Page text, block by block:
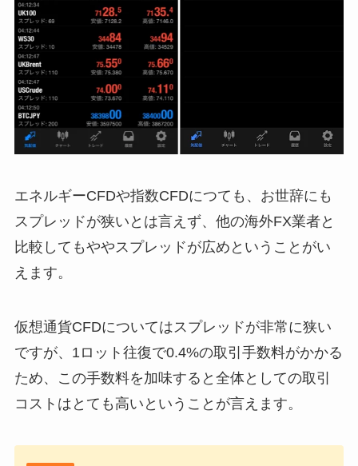
エネルギーCFDや指数CFDにつても、お世辞にも
スプレッドが狭いとは言えず、他の海外FX業者と
比較してもややスプレッドが広めということがい
えます。
仮想通貨CFDについてはスプレッドが非常に狭い
ですが、1ロット往復で0.4%の取引手数料がかかる
ため、この手数料を加味すると全体としての取引
コストはとても高いということが言えます。